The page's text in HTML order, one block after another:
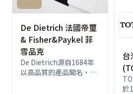
的畫質衡量標準，更加奠
定我們在頂級電視市場的
領導地位。此外，「The
Frame」美學電視能讓客
廳轉變成美輪美奐的藝
廊，透過不同產品線的多
元配件，讓我們符合更多
元客戶喜好。
具的風潮。哥德名廚的服
務與製造團隊在細節嚴謹
與品質堅持中包容大膽創
新的視野，選用歐洲進口
環保板材與頂級五金設
備，自行研發開創具機能
性與時尚設計風格的精品
廚具；製造到服務規劃，
價
De Dietrich 法國帝璽
& Fisher&Paykel 菲
雪品克
De Dietrich源自1684年
以高品質的產品聞名，榮
台
於